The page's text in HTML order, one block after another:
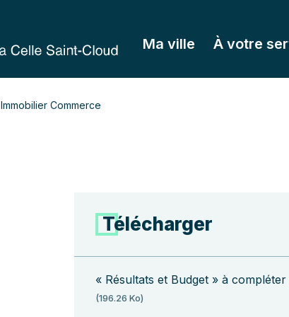
Ma ville À votre
Immobilier Commerce
Télécharger
« Résultats et Budget » à
(196.26 Ko)